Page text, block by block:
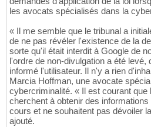
les avocats spécialisés dans la
« Il me semble que le tribunal a
de ne pas révéler l'existence de la
sorte qu'il était interdit à Google de
l'ordre de non-divulgation a été levé,
informé l'utilisateur. Il n'y a rien
Marcia Hoffman, une avocate
cybercriminalité. « Il est courant que
cherchent à obtenir des
cours et ne souhaitent pas dévoiler
ajouté.